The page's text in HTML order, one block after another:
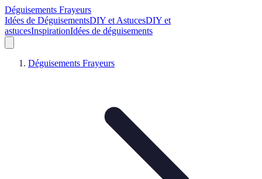
Déguisements Frayeurs
Idées de DéguisementsDIY et AstucesDIY et
astucesInspirationIdées de déguisements
Déguisements Frayeurs